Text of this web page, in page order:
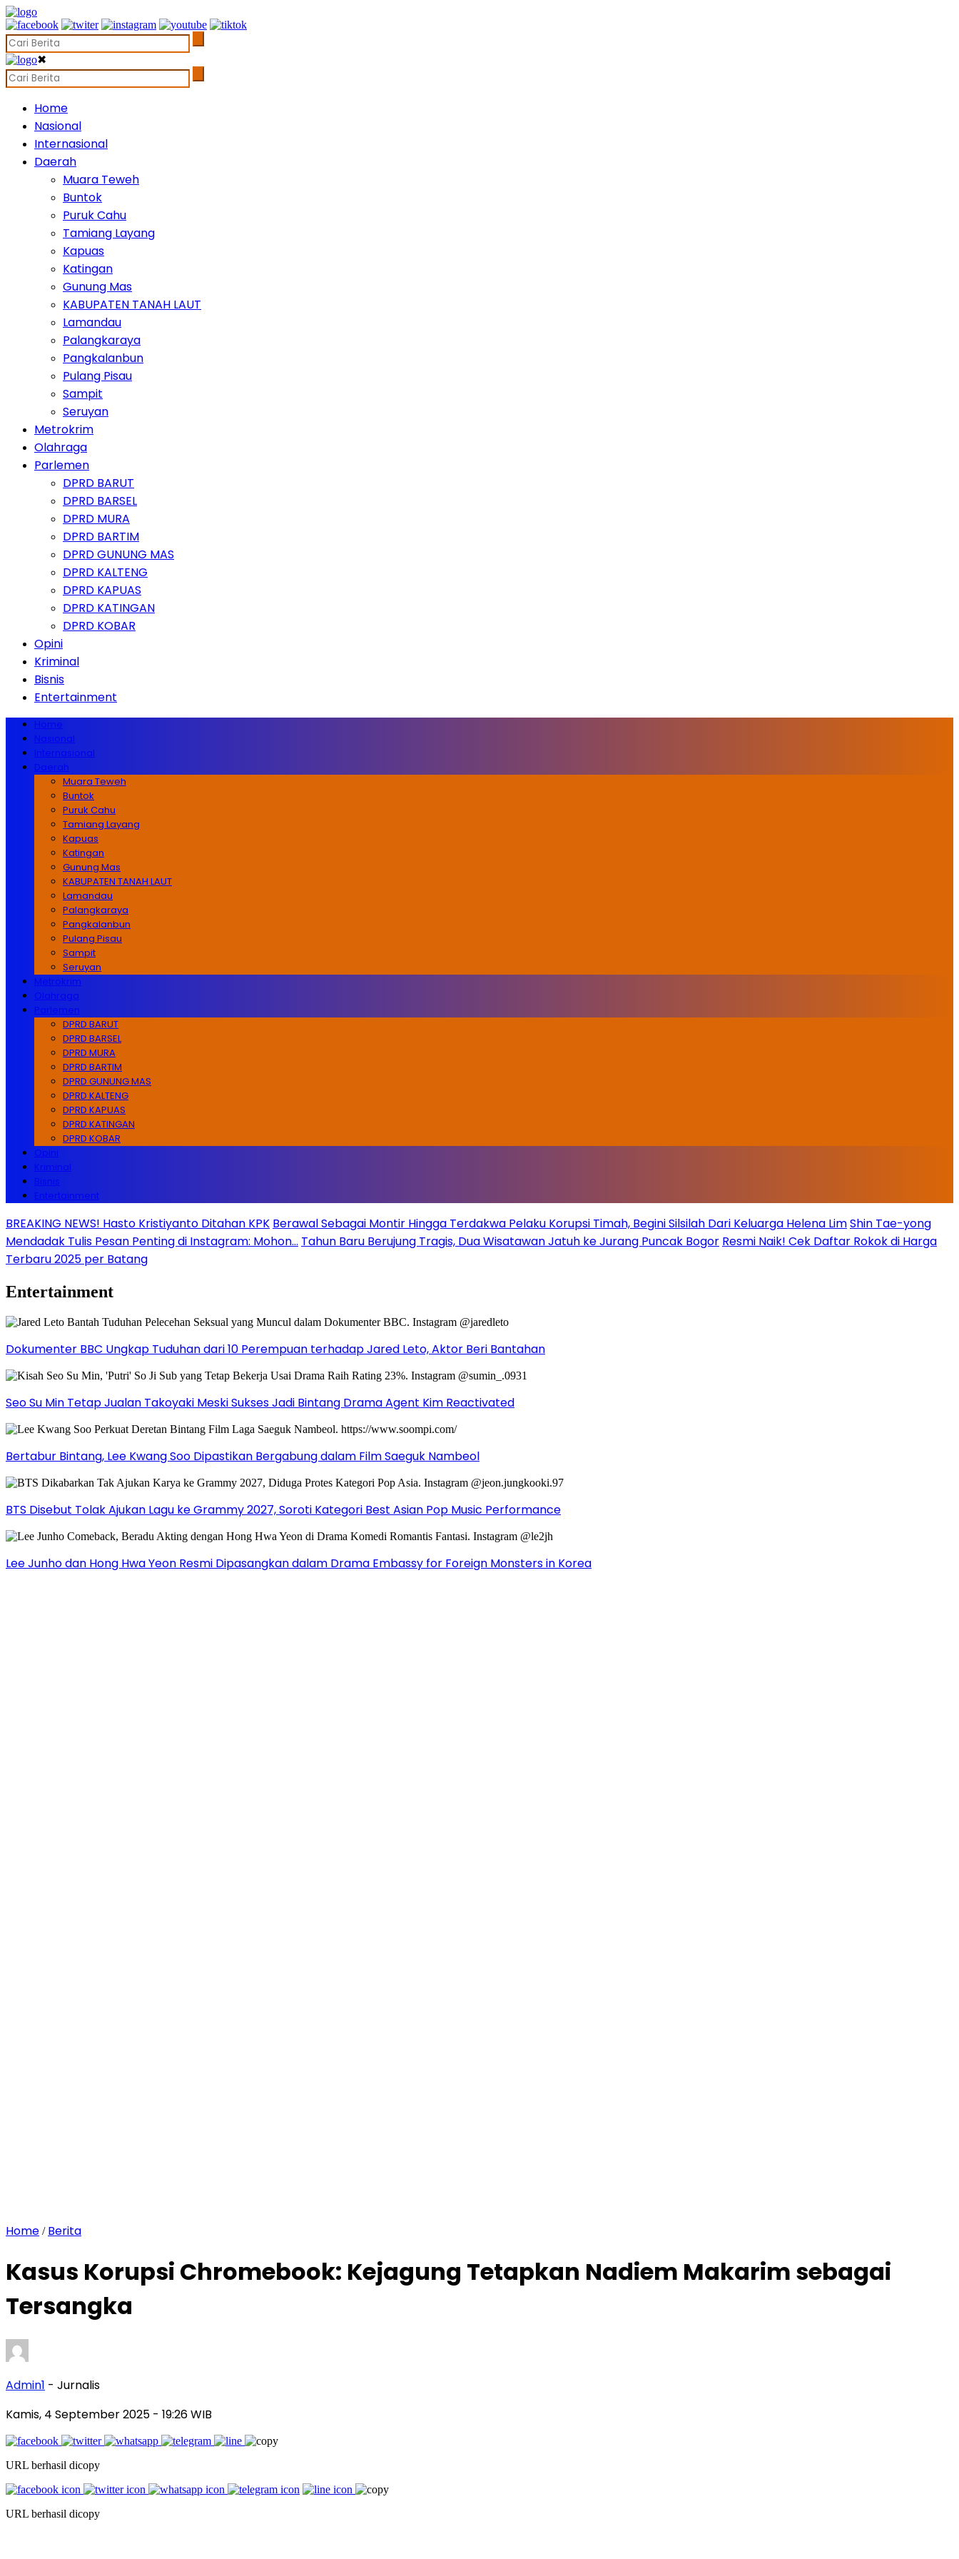
✖
Home
Nasional
Internasional
Daerah
Muara Teweh
Buntok
Puruk Cahu
Tamiang Layang
Kapuas
Katingan
Gunung Mas
KABUPATEN TANAH LAUT
Lamandau
Palangkaraya
Pangkalanbun
Pulang Pisau
Sampit
Seruyan
Metrokrim
Olahraga
Parlemen
DPRD BARUT
DPRD BARSEL
DPRD MURA
DPRD BARTIM
DPRD GUNUNG MAS
DPRD KALTENG
DPRD KAPUAS
DPRD KATINGAN
DPRD KOBAR
Opini
Kriminal
Bisnis
Entertainment
Home
Nasional
Internasional
Daerah
Muara Teweh
Buntok
Puruk Cahu
Tamiang Layang
Kapuas
Katingan
Gunung Mas
KABUPATEN TANAH LAUT
Lamandau
Palangkaraya
Pangkalanbun
Pulang Pisau
Sampit
Seruyan
Metrokrim
Olahraga
Parlemen
DPRD BARUT
DPRD BARSEL
DPRD MURA
DPRD BARTIM
DPRD GUNUNG MAS
DPRD KALTENG
DPRD KAPUAS
DPRD KATINGAN
DPRD KOBAR
Opini
Kriminal
Bisnis
Entertainment
BREAKING NEWS! Hasto Kristiyanto Ditahan KPK Berawal Sebagai Montir Hingga Terdakwa Pelaku Korupsi Timah, Begini Silsilah Dari Keluarga Helena LimShin Tae-yong
Mendadak Tulis Pesan Penting di Instagram: Mohon… Tahun Baru Berujung Tragis, Dua Wisatawan Jatuh ke Jurang Puncak Bogor Resmi Naik! Cek Daftar Rokok di Harga
Terbaru 2025 per Batang
Entertainment
Dokumenter BBC Ungkap Tuduhan dari 10 Perempuan terhadap Jared Leto, Aktor Beri Bantahan
Seo Su Min Tetap Jualan Takoyaki Meski Sukses Jadi Bintang Drama Agent Kim Reactivated
Bertabur Bintang, Lee Kwang Soo Dipastikan Bergabung dalam Film Saeguk Nambeol
BTS Disebut Tolak Ajukan Lagu ke Grammy 2027, Soroti Kategori Best Asian Pop Music Performance
Lee Junho dan Hong Hwa Yeon Resmi Dipasangkan dalam Drama Embassy for Foreign Monsters in Korea
Home / Berita
Kasus Korupsi Chromebook: Kejagung Tetapkan Nadiem Makarim sebagai
Tersangka
Admin1 - Jurnalis
Kamis, 4 September 2025 - 19:26 WIB
URL berhasil dicopy
URL berhasil dicopy